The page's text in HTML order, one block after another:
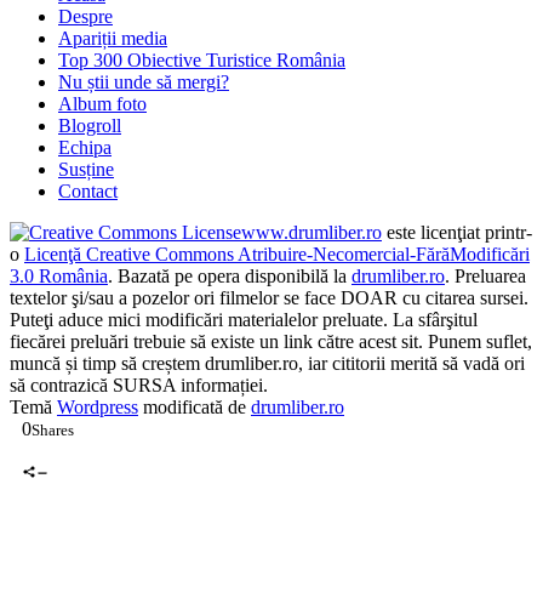
Despre
Apariții media
Top 300 Obiective Turistice România
Nu știi unde să mergi?
Album foto
Blogroll
Echipa
Susține
Contact
www.drumliber.ro este licenţiat printr-
o Licenţă Creative Commons Atribuire-Necomercial-FărăModificări
3.0 România. Bazată pe opera disponibilă la drumliber.ro. Preluarea
textelor şi/sau a pozelor ori filmelor se face DOAR cu citarea sursei.
Puteţi aduce mici modificări materialelor preluate. La sfârşitul
fiecărei preluări trebuie să existe un link către acest sit. Punem suflet,
muncă și timp să creștem drumliber.ro, iar cititorii merită să vadă ori
să contrazică SURSA informației.
Temă Wordpress modificată de drumliber.ro
0Shares